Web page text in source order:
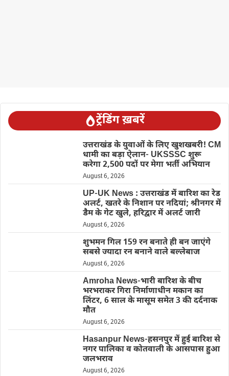
ट्रेंडिंग ख़बरें
उत्तराखंड के युवाओं के लिए खुशखबरी! CM
धामी का बड़ा ऐलान- UKSSSC शुरू
करेगा 2,500 पदों पर मेगा भर्ती अभियान
August 6, 2026
UP-UK News : उत्तराखंड में बारिश का रेड
अलर्ट, खतरे के निशान पर नदियां; श्रीनगर में
डैम के गेट खुले, हरिद्वार में अलर्ट जारी
August 6, 2026
शुभमन गिल 159 रन बनाते ही बन जाएंगे
सबसे ज्यादा रन बनाने वाले बल्लेबाज
August 6, 2026
Amroha News-भारी बारिश के बीच
भरभराकर गिरा निर्माणाधीन मकान का
लिंटर, 6 साल के मासूम समेत 3 की दर्दनाक
मौत
August 6, 2026
Hasanpur News-हसनपुर में हुई बारिश से
नगर पालिका व कोतवाली के आसपास हुआ
जलभराव
August 6, 2026